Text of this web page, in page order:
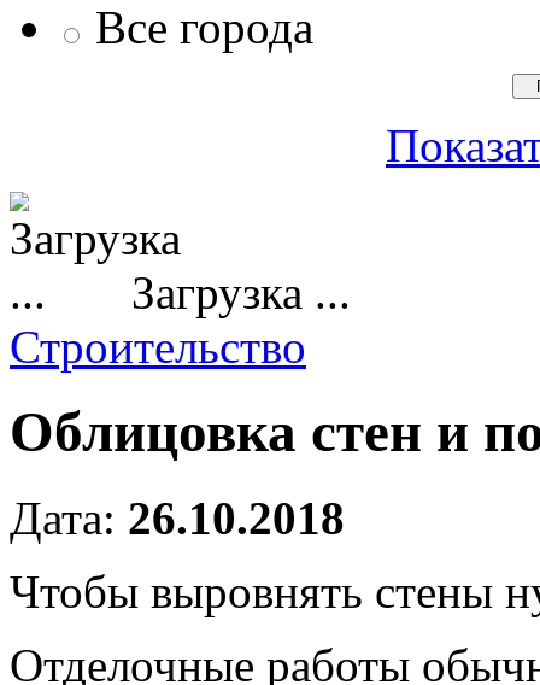
Все города
Загрузка ...
Строительство
Облицовка стен и
Дата: 26.10.2018
Чтобы выровнять стены
Отделочные работы